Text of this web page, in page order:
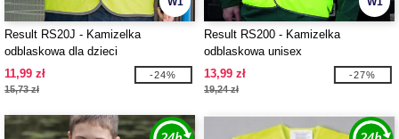
Result RS20J - Kamizelka
odblaskowa dla dzieci
11,99 zł
15,73 zł
-24%
Result RS200 - Kamizelka
odblaskowa unisex
13,99 zł
19,24 zł
-27%